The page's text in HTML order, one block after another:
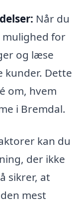
Når du
for
og læse
kunder. Dette
om, hvem
i Bremdal.
kan du
der ikke
sikrer, at
mest